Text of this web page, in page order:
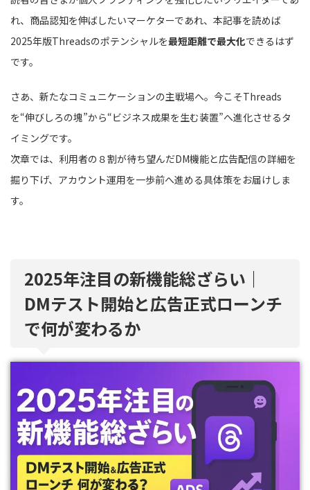
れ、商品認知を伸ばしたいマーケターであれ、本記事を読めば
2025年版Threadsのポテンシャルを最短距離で最大化できるはず
です。
さあ、新たなコミュニケーションの主戦場へ。今こそThreads
を“伸びしろの塊”から“ビジネス成果を生む装置”へ進化させるタ
イミングです。
次章では、利用者の８割が待ち望んだDM機能と広告配信の詳細を
掘り下げ、アカウント運用を一歩前へ進める具体策をお届けしま
す。
2025年注目の新機能総ざらい｜
DMテスト開始と広告正式ローンチ
で何が変わるか